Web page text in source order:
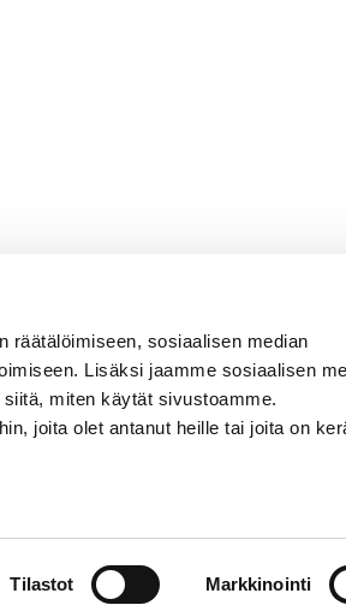
räätälöimiseen, sosiaalisen median
Lisäksi jaamme sosiaalisen
miten käytät sivustoamme.
joita olet antanut heille tai joita on
Tilastot Markkinointi